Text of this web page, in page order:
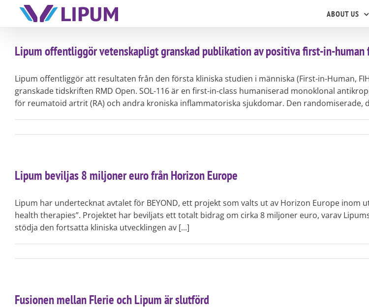
content
ABOUT US
Lipum offentliggör vetenskapligt granskad publikation av positiva first-in-human
Lipum offentliggör att resultaten från den första kliniska studien i människa (First-in-Human,
granskade tidskriften RMD Open. SOL-116 är en first-in-class humaniserad monoklonal
för reumatoid artrit (RA) och andra kroniska inflammatoriska sjukdomar. Den randomiserade,
Lipum beviljas 8 miljoner euro från Horizon Europe
Lipum har undertecknat avtalet för BEYOND, ett projekt som valts ut av Horizon Europe
health therapies”. Projektet har beviljats ett totalt bidrag om cirka 8 miljoner euro, varav
stödja den fortsatta kliniska utvecklingen av [...]
Fusionen mellan Flerie och Lipum är slutförd